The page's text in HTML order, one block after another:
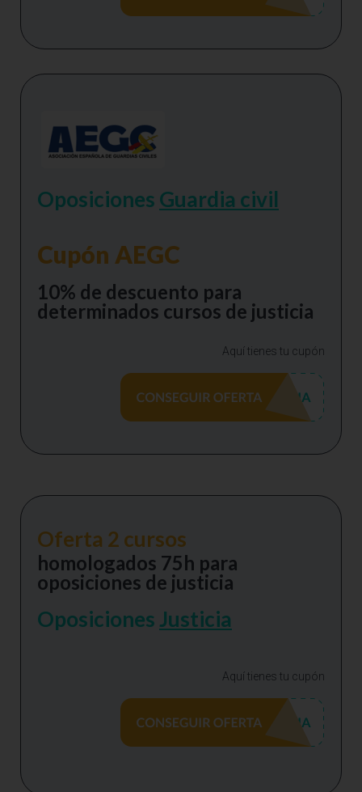
Oposiciones Guardia civil
Cupón AEGC
10% de descuento para
determinados cursos de justicia
Aquí tienes tu cupón
Oferta 2 cursos
homologados 75h para
oposiciones de justicia
Oposiciones Justicia
Aquí tienes tu cupón